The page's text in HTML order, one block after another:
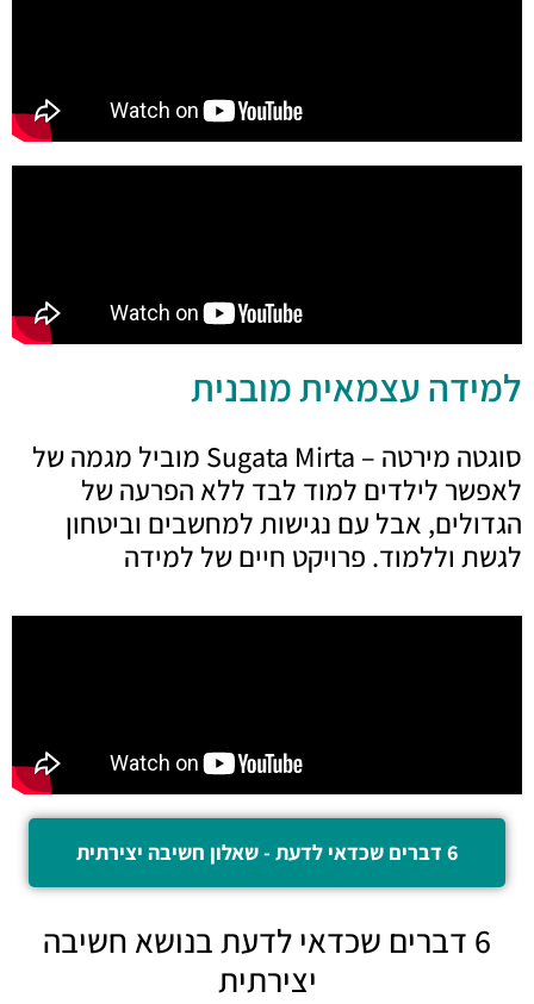
למידה עצמאית מובנית
סוגטה מירטה – Sugata Mirta מוביל מגמה של
לאפשר לילדים למוד לבד ללא הפרעה של
הגדולים, אבל עם נגישות למחשבים וביטחון
לגשת וללמוד. פרויקט חיים של למידה
6 דברים שכדאי לדעת - שאלון חשיבה יצירתית
6 דברים שכדאי לדעת בנושא חשיבה
יצירתית